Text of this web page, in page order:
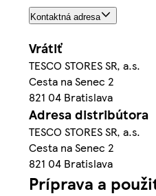
Kontaktná adresa
Vrátiť
TESCO STORES SR, a.s.
Cesta na Senec 2
821 04 Bratislava
Adresa distribútora
TESCO STORES SR, a.s.
Cesta na Senec 2
821 04 Bratislava
Príprava a